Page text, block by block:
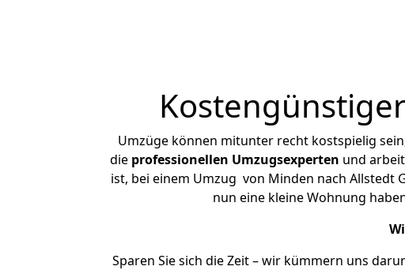
Umzüge können mitunter recht kostspielig
die professionellen Umzugsexperten und
ist, bei einem Umzug von Minden nach Allstedt
nun eine kleine Wohnung
Sparen Sie sich die Zeit – wir kümmern uns